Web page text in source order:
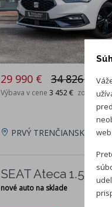
29 990 € 34 826 €
Výbava v cene 3 452 € zdarma
PRVÝ TRENČIANSKY
SEAT Ateca 1.5 TSI
nové auto na sklade